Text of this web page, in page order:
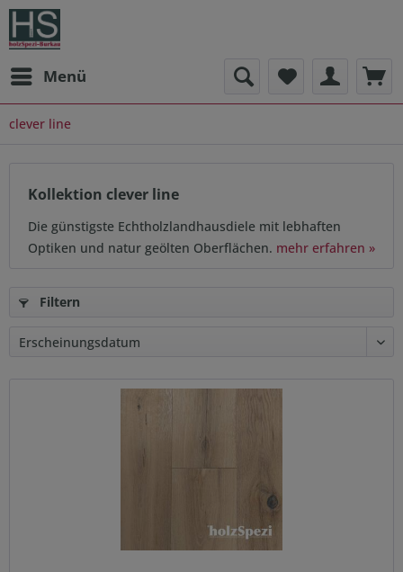
Menü
clever line
Kollektion clever line
Die günstigste Echtholzlandhausdiele mit lebhaften
Optiken und natur geölten Oberflächen. mehr erfahren »
Filtern